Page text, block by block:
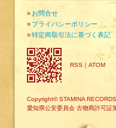
» お問合せ
» プライバシーポリシー
»特定商取引法に基づく表記
RSS ｜ ATOM
Copyright© STAMINA
愛知県公安委員会 古物商許可